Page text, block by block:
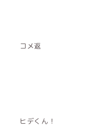
コメ返
ヒデくん！